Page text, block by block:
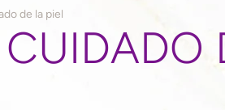
de la piel
CUIDADO